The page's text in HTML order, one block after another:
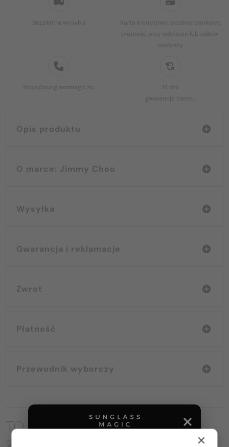
Bezpłatna wysyłka
Karta kredytowa, przelew bankowy,
płatność przy odbiorze lub odbiór
osobisty
shop@sunglassmagic.hu
14 dni
gwarancja zwrotu
Opis produktu
O marce: Jimmy Choo
Wysyłka
Gwarancja i reklamacje
Zwrot
Płatność
Przewodnik wyborczy
TO MOŻE CIĘ RÓWNIEŻ
×